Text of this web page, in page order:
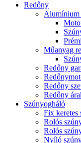
Redőny
Alumínium
Műanyag
Redőny
Redőny
Redőny
Szúnyogháló
Fix keretes
Rolós
Rolós
Nyíló